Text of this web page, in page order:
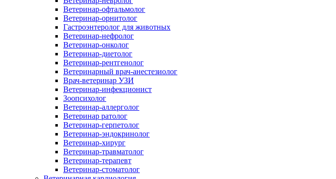
Ветеринар-офтальмолог
Ветеринар-орнитолог
Гастроэнтеролог для животных
Ветеринар-нефролог
Ветеринар-онколог
Ветеринар-диетолог
Ветеринар-рентгенолог
Ветеринарный врач-анестезиолог
Врач-ветеринар УЗИ
Ветеринар-инфекционист
Зоопсихолог
Ветеринар-аллерголог
Ветеринар ратолог
Ветеринар-герпетолог
Ветеринар-эндокринолог
Ветеринар-хирург
Ветеринар-травматолог
Ветеринар-терапевт
Ветеринар-стоматолог